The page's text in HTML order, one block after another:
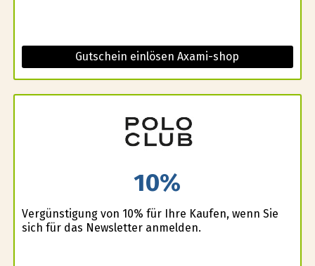
Gutschein einlösen Axami-shop
10%
Vergünstigung von 10% für Ihre Kaufen, wenn Sie
sich für das Newsletter anmelden.